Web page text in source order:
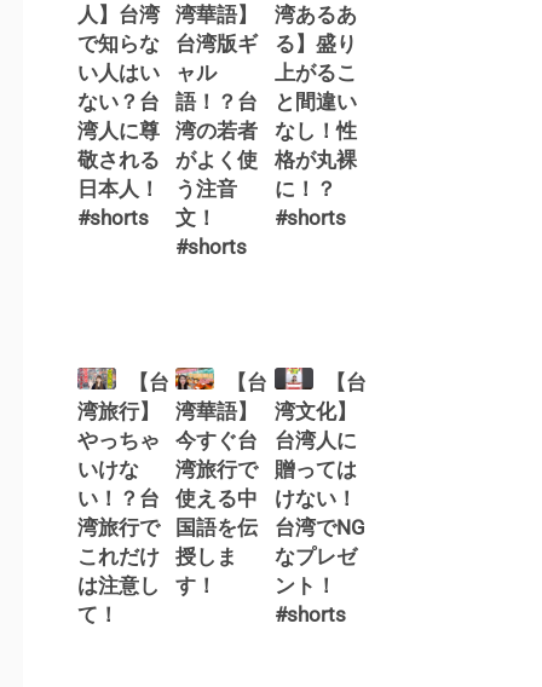
人】台湾
で知らな
い人はい
ない？台
湾人に尊
敬される
日本人！
#shorts
湾華語】
台湾版ギ
ャル
語！？台
湾の若者
がよく使
う注音
文！
#shorts
湾あるあ
る】盛り
上がるこ
と間違い
なし！性
格が丸裸
に！？
#shorts
【台
湾旅行】
やっちゃ
いけな
い！？台
湾旅行で
これだけ
は注意し
て！
【台
湾華語】
今すぐ台
湾旅行で
使える中
国語を伝
授しま
す！
【台
湾文化】
台湾人に
贈っては
けない！
台湾でNG
なプレゼ
ント！
#shorts